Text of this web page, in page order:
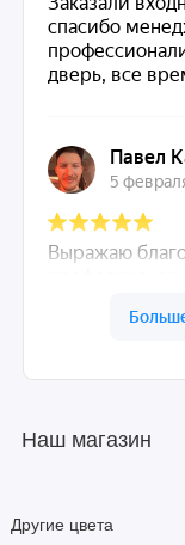
Наш магазин
Другие цвета